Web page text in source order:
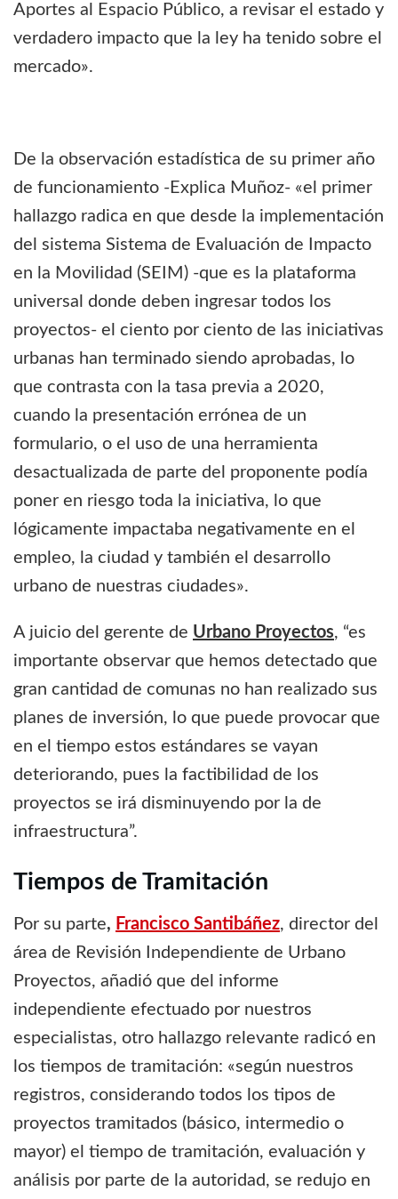
Aportes al Espacio Público, a revisar el estado y
verdadero impacto que la ley ha tenido sobre el
mercado».
De la observación estadística de su primer año
de funcionamiento -Explica Muñoz- «el primer
hallazgo radica en que desde la implementación
del sistema Sistema de Evaluación de Impacto
en la Movilidad (SEIM) -que es la plataforma
universal donde deben ingresar todos los
proyectos- el ciento por ciento de las iniciativas
urbanas han terminado siendo aprobadas, lo
que contrasta con la tasa previa a 2020,
cuando la presentación errónea de un
formulario, o el uso de una herramienta
desactualizada de parte del proponente podía
poner en riesgo toda la iniciativa, lo que
lógicamente impactaba negativamente en el
empleo, la ciudad y también el desarrollo
urbano de nuestras ciudades».
A juicio del gerente de Urbano Proyectos, “es
importante observar que hemos detectado que
gran cantidad de comunas no han realizado sus
planes de inversión, lo que puede provocar que
en el tiempo estos estándares se vayan
deteriorando, pues la factibilidad de los
proyectos se irá disminuyendo por la de
infraestructura”.
Tiempos de Tramitación
Por su parte, Francisco Santibáñez, director del
área de Revisión Independiente de Urbano
Proyectos, añadió que del informe
independiente efectuado por nuestros
especialistas, otro hallazgo relevante radicó en
los tiempos de tramitación: «según nuestros
registros, considerando todos los tipos de
proyectos tramitados (básico, intermedio o
mayor) el tiempo de tramitación, evaluación y
análisis por parte de la autoridad, se redujo en